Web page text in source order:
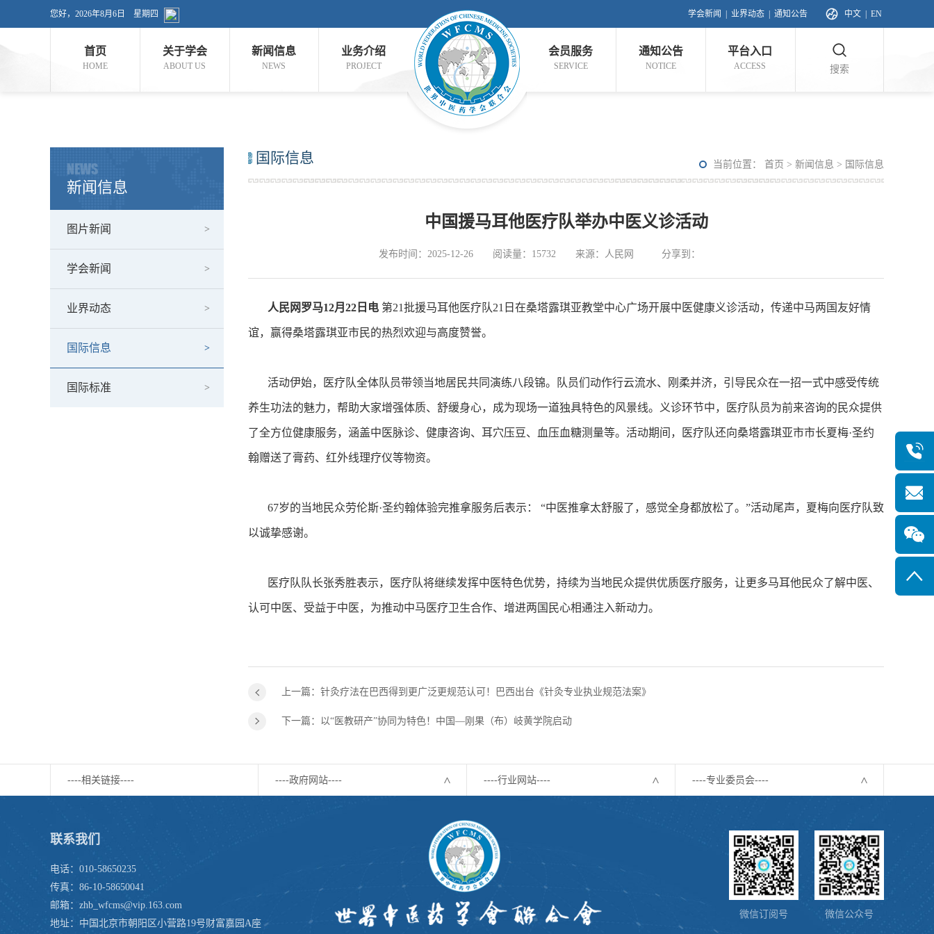
您好， 2026年8月6日 星期四 学会新闻 业界动态 通知公告 中文 EN
首页
HOME
关于学会
ABOUT US
新闻信息
NEWS
业务介绍
PROJECT
会员服务
SERVICE
通知公告
NOTICE
平台入口
ACCESS 搜索
NEWS
新闻信息
图片新闻
学会新闻
业界动态
国际信息
国际标准
国际信息 当前位置： 首页 > 新闻信息 > 国际信息
中国援马耳他医疗队举办中医义诊活动
发布时间：2025-12-26 阅读量：15732 来源：人民网 分享到：
人民网罗马12月22日电 第21批援马耳他医疗队21日在桑塔露琪亚教堂中心广场开展中医健康义诊活动，传递中马两国友好情
谊，赢得桑塔露琪亚市民的热烈欢迎与高度赞誉。
活动伊始，医疗队全体队员带领当地居民共同演练八段锦。队员们动作行云流水、刚柔并济，引导民众在一招一式中感受传统
养生功法的魅力，帮助大家增强体质、舒缓身心，成为现场一道独具特色的风景线。义诊环节中，医疗队员为前来咨询的民众提供
了全方位健康服务，涵盖中医脉诊、健康咨询、耳穴压豆、血压血糖测量等。活动期间，医疗队还向桑塔露琪亚市市长夏梅·圣约
翰赠送了膏药、红外线理疗仪等物资。
67岁的当地民众劳伦斯·圣约翰体验完推拿服务后表示： “中医推拿太舒服了，感觉全身都放松了。”活动尾声，夏梅向医疗队致
以诚挚感谢。
医疗队队长张秀胜表示，医疗队将继续发挥中医特色优势，持续为当地民众提供优质医疗服务，让更多马耳他民众了解中医、
认可中医、受益于中医，为推动中马医疗卫生合作、增进两国民心相通注入新动力。
上一篇：针灸疗法在巴西得到更广泛更规范认可！巴西出台《针灸专业执业规范法案》
下一篇：以“医教研产”协同为特色！中国—刚果（布）岐黄学院启动
----相关链接---- ----政府网站---- ----行业网站---- ----专业委员会----
联系我们
电话：010-58650235
传真：86-10-58650041
邮箱：zhb_wfcms@vip.163.com
地址：中国北京市朝阳区小营路19号财富嘉园A座
微信订阅号 微信公众号